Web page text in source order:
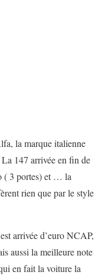
la marque italienne
La 147 arrivée en fin de
( 3 portes) et … la
rien que par le style
arrivée d’euro NCAP,
aussi la meilleure note
en fait la voiture la